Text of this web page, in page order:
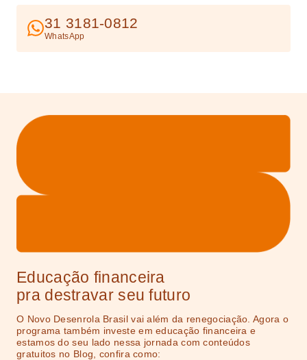
31 3181-0812
WhatsApp
Educação financeira
pra destravar seu futuro
O Novo Desenrola Brasil vai além da renegociação. Agora o
programa também investe em educação financeira e
estamos do seu lado nessa jornada com conteúdos
gratuitos no Blog, confira como: